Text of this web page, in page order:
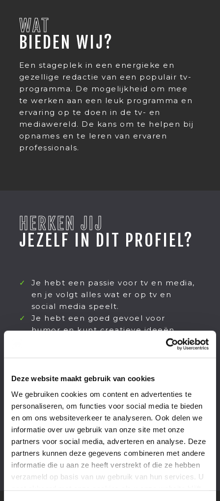
Deze website maakt gebruik van cookies
We gebruiken cookies om content en advertenties te
personaliseren, om functies voor social media te bieden
en om ons websiteverkeer te analyseren. Ook delen we
informatie over uw gebruik van onze site met onze
partners voor social media, adverteren en analyse. Deze
partners kunnen deze gegevens combineren met andere
informatie die u aan ze heeft verstrekt of die ze hebben
verzameld op basis van uw gebruik van hun services. U
WAT
BIEDEN WIJ?
Een stageplek in een energieke en
gezellige redactie van een populair tv-
programma. De mogelijkheid om mee
te werken aan een leuk programma en
ervaring op te doen in de tv- en
mediawereld. De kans om te helpen bij
opnames en te leren van ervaren
professionals.
HERKEN JIJ
JEZELF IN DIT PROFIEL?
Je hebt een passie voor tv en media,
en je volgt alles wat er op tv en
social media speelt.
Je hebt een goed gevoel voor
humor en kunt creatieve ideeën
Je bent per august beschikbaar voor
met medio oktober.
Het hebben van rijbewijs B is een
Je hebt geen 9-5 mentaliteit en
bent flexibel inzetbaar.